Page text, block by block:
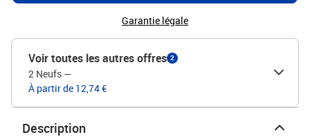
Garantie légale
Voir toutes les autres offres 2
2 Neufs —
À partir de 12,74 €
Description